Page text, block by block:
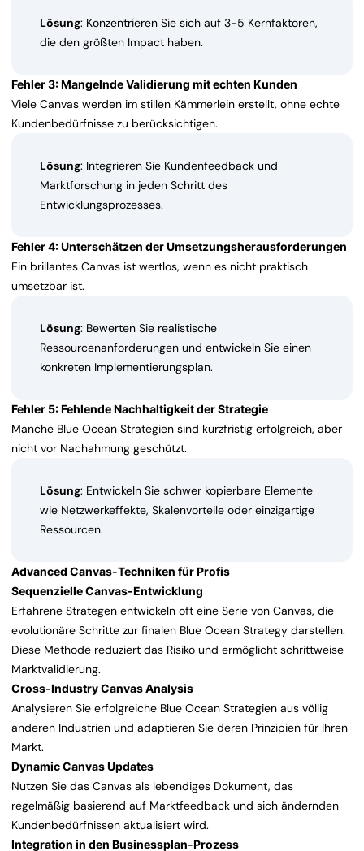
Lösung: Konzentrieren Sie sich auf 3-5 Kernfaktoren,
die den größten Impact haben.
Fehler 3: Mangelnde Validierung mit echten Kunden
Viele Canvas werden im stillen Kämmerlein erstellt, ohne echte
Kundenbedürfnisse zu berücksichtigen.
Lösung: Integrieren Sie Kundenfeedback und
Marktforschung in jeden Schritt des
Entwicklungsprozesses.
Fehler 4: Unterschätzen der Umsetzungsherausforderungen
Ein brillantes Canvas ist wertlos, wenn es nicht praktisch
umsetzbar ist.
Lösung: Bewerten Sie realistische
Ressourcenanforderungen und entwickeln Sie einen
konkreten Implementierungsplan.
Fehler 5: Fehlende Nachhaltigkeit der Strategie
Manche Blue Ocean Strategien sind kurzfristig erfolgreich, aber
nicht vor Nachahmung geschützt.
Lösung: Entwickeln Sie schwer kopierbare Elemente
wie Netzwerkeffekte, Skalenvorteile oder einzigartige
Ressourcen.
Advanced Canvas-Techniken für Profis
Sequenzielle Canvas-Entwicklung
Erfahrene Strategen entwickeln oft eine Serie von Canvas, die
evolutionäre Schritte zur finalen Blue Ocean Strategy darstellen.
Diese Methode reduziert das Risiko und ermöglicht schrittweise
Marktvalidierung.
Cross-Industry Canvas Analysis
Analysieren Sie erfolgreiche Blue Ocean Strategien aus völlig
anderen Industrien und adaptieren Sie deren Prinzipien für Ihren
Markt.
Dynamic Canvas Updates
Nutzen Sie das Canvas als lebendiges Dokument, das
regelmäßig basierend auf Marktfeedback und sich ändernden
Kundenbedürfnissen aktualisiert wird.
Integration in den Businessplan-Prozess